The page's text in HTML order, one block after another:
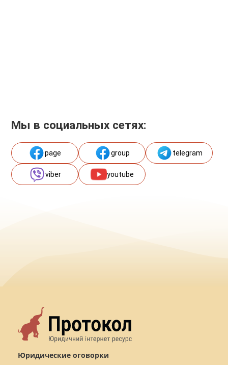
Мы в социальных сетях:
page group telegram
viber youtube
Юридические оговорки